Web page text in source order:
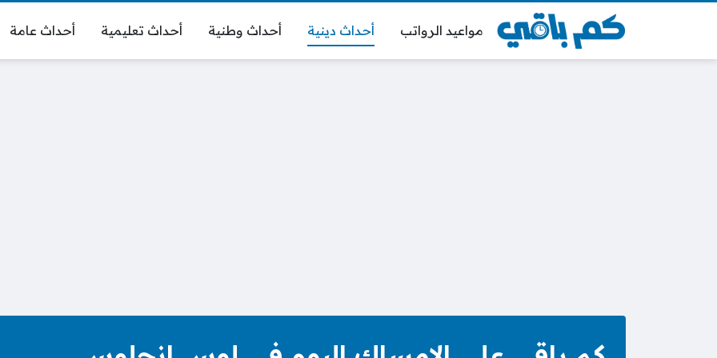
مواعيد الرواتب أحداث دينية أحداث وطنية أحداث تعليمية أحداث عامة